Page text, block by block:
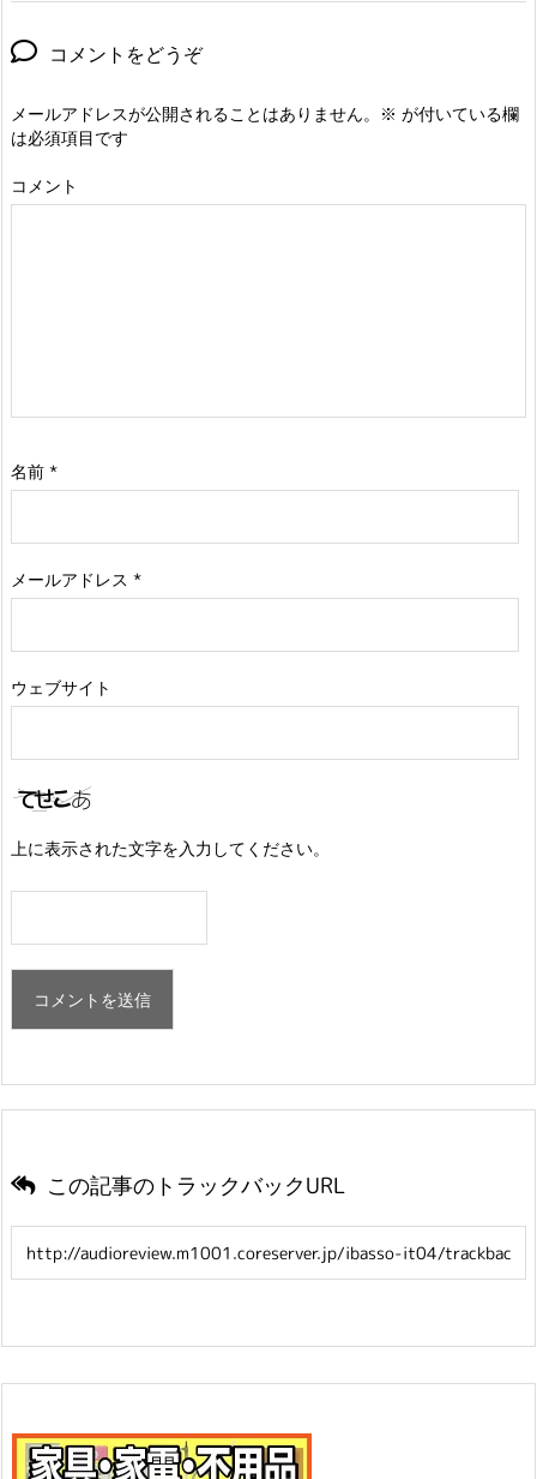
コメントをどうぞ
メールアドレスが公開されることはありません。 ※ が付いている欄
は必須項目です
コメント
名前 *
メールアドレス *
ウェブサイト
上に表示された文字を入力してください。
この記事のトラックバックURL